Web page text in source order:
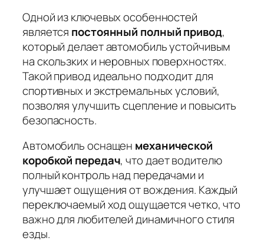
Одной из ключевых особенностей
является постоянный полный привод,
который делает автомобиль устойчивым
на скользких и неровных поверхностях.
Такой привод идеально подходит для
спортивных и экстремальных условий,
позволяя улучшить сцепление и повысить
безопасность.
Автомобиль оснащен механической
коробкой передач, что дает водителю
полный контроль над передачами и
улучшает ощущения от вождения. Каждый
переключаемый ход ощущается четко, что
важно для любителей динамичного стиля
езды.